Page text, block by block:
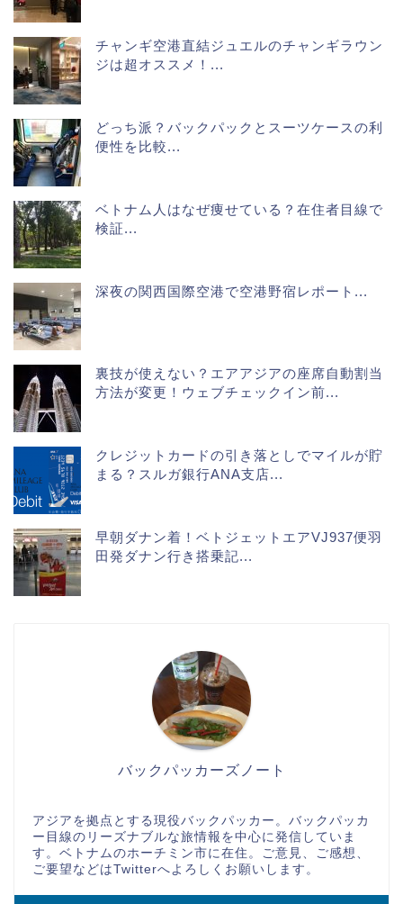
チャンギ空港直結ジュエルのチャンギラウン
ジは超オススメ！...
どっち派？バックパックとスーツケースの利
便性を比較...
ベトナム人はなぜ痩せている？在住者目線で
検証...
深夜の関西国際空港で空港野宿レポート...
裏技が使えない？エアアジアの座席自動割当
方法が変更！ウェブチェックイン前...
クレジットカードの引き落としでマイルが貯
まる？スルガ銀行ANA支店...
早朝ダナン着！ベトジェットエアVJ937便羽
田発ダナン行き搭乗記...
バックパッカーズノート
アジアを拠点とする現役バックパッカー。バックパッカ
ー目線のリーズナブルな旅情報を中心に発信していま
す。ベトナムのホーチミン市に在住。ご意見、ご感想、
ご要望などはTwitterへよろしくお願いします。